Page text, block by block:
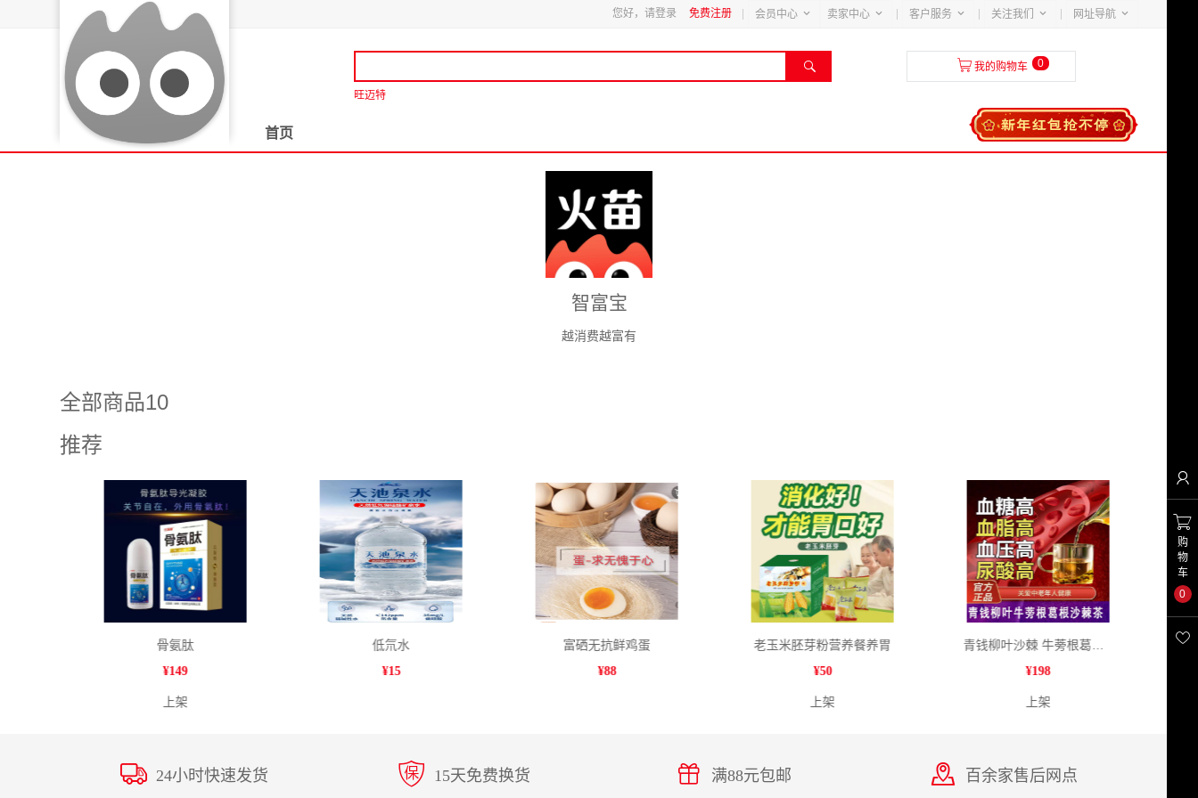
您好，请登录 免费注册 会员中心  卖家中心  客户服务  关注我们  网址导航 

旺迈特
 我的购物车 0
首页
智富宝
越消费越富有
全部商品10
推荐
骨氨肽
149
上架
低氘水
15
富硒无抗鲜鸡蛋
88
老玉米胚芽粉营养餐养胃
50
上架
青钱柳叶沙棘 牛蒡根葛根 固体饮料
198
上架
24小时快速发货 15天免费换货 满88元包邮 百余家售后网点


购
物
车
0
